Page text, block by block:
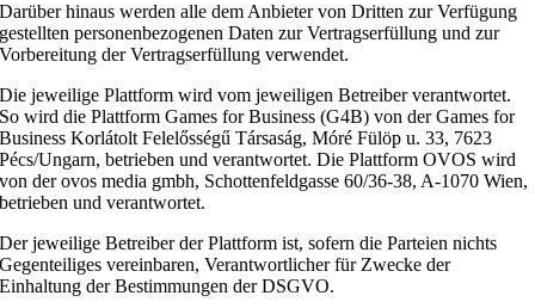
Darüber hinaus werden alle dem Anbieter von Dritten zur Verfügung
gestellten personenbezogenen Daten zur Vertragserfüllung und zur
Vorbereitung der Vertragserfüllung verwendet.
Die jeweilige Plattform wird vom jeweiligen Betreiber verantwortet.
So wird die Plattform Games for Business (G4B) von der Games for
Business Korlátolt Felelősségű Társaság, Móré Fülöp u. 33, 7623
Pécs/Ungarn, betrieben und verantwortet. Die Plattform OVOS wird
von der ovos media gmbh, Schottenfeldgasse 60/36-38, A-1070 Wien,
betrieben und verantwortet.
Der jeweilige Betreiber der Plattform ist, sofern die Parteien nichts
Gegenteiliges vereinbaren, Verantwortlicher für Zwecke der
Einhaltung der Bestimmungen der DSGVO.